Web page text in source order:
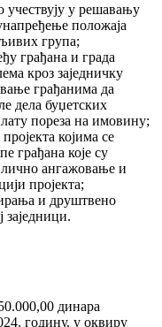
учествују у решавању
положаја
група;
грађана и града
кроз заједничку
грађанима да
дела буџетских
пореза на имовину;
којима се
грађана које су
лично ангажовање и
пројекта;
и друштвено
динара
годину, у оквиру